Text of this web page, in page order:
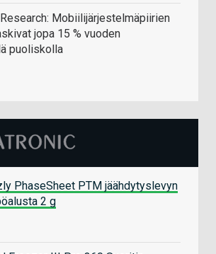
Mobiilijärjestelmäpiirien
jopa 15 % vuoden
puoliskolla
PhaseSheet PTM jäähdytyslevyn
2 g